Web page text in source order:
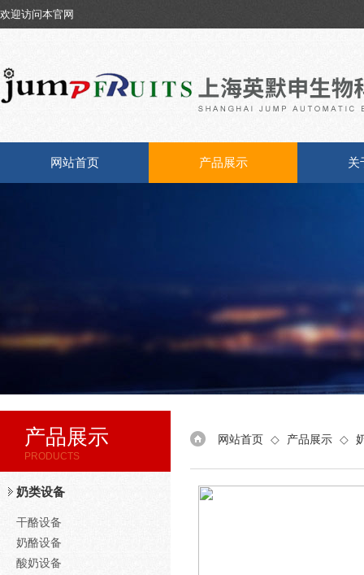
欢迎访问本官网
网站首页 产品展示 关
产品展示
PRODUCTS
奶类设备
干酪设备
奶酪设备
酸奶设备
网站首页 ◇ 产品展示 ◇